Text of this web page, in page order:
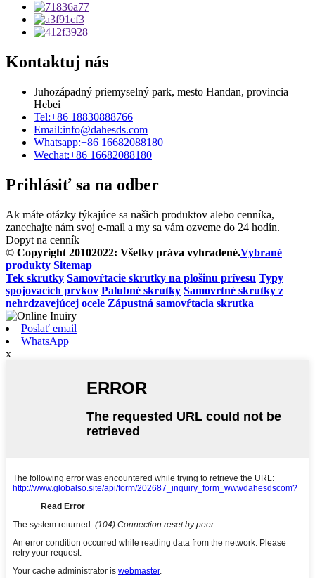
Kontaktuj nás
Juhozápadný priemyselný park, mesto Handan, provincia
Hebei
Tel:+86 18830888766
Email:info@dahesds.com
Whatsapp:+86 16682088180
Wechat:+86 16682088180
Prihlásiť sa na odber
Ak máte otázky týkajúce sa našich produktov alebo cenníka,
zanechajte nám svoj e-mail a my sa vám ozveme do 24 hodín.
Dopyt na cenník
© Copyright 20102022: Všetky práva vyhradené.Vybrané
produkty Sitemap
Tek skrutky Samovŕtacie skrutky na plošinu prívesu Typy
spojovacích prvkov Palubné skrutky Samovrtné skrutky z
nehrdzavejúcej ocele Zápustná samovŕtacia skrutka
Poslať email
WhatsApp
x